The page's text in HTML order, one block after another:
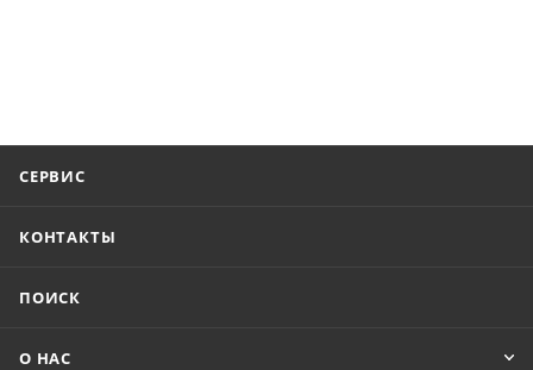
СЕРВИС
КОНТАКТЫ
ПОИСК
О НАС